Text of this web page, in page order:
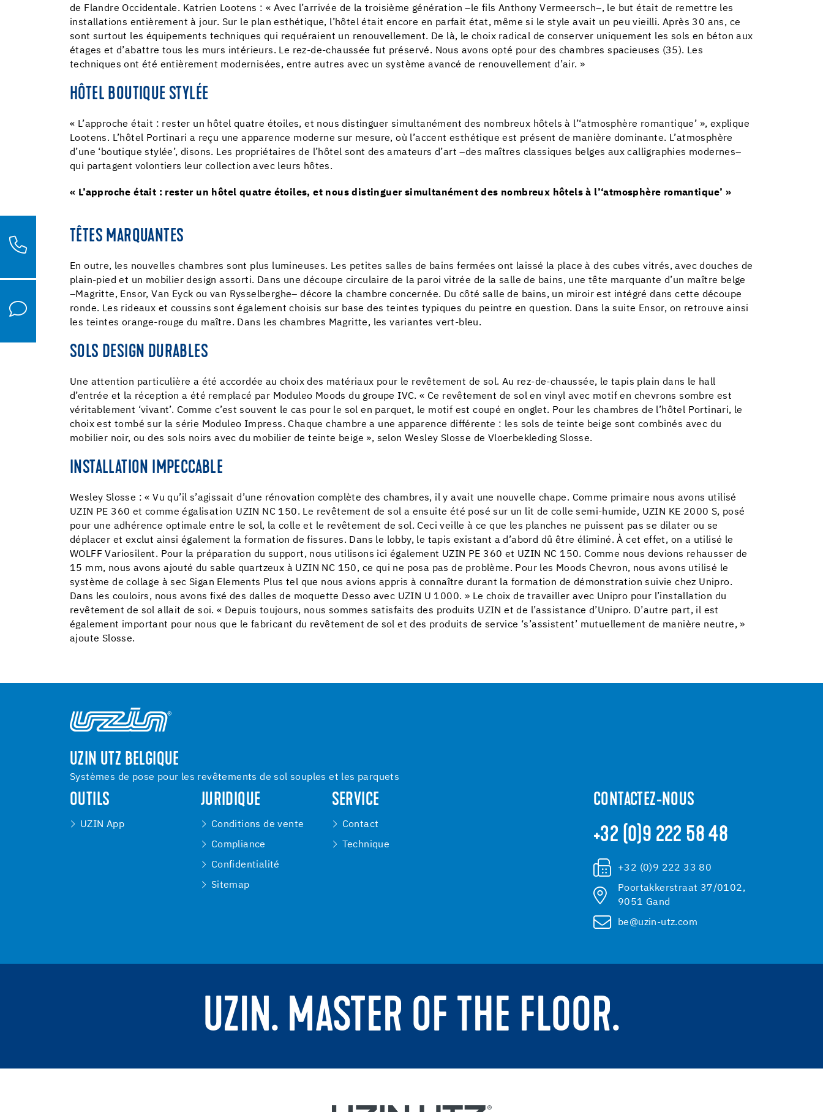
de Flandre Occidentale. Katrien Lootens : « Avec l’arrivée de la troisième génération –le fils Anthony Vermeersch–, le but était de remettre les
installations entièrement à jour. Sur le plan esthétique, l’hôtel était encore en parfait état, même si le style avait un peu vieilli. Après 30 ans, ce
sont surtout les équipements techniques qui requéraient un renouvellement. De là, le choix radical de conserver uniquement les sols en béton aux
étages et d’abattre tous les murs intérieurs. Le rez-de-chaussée fut préservé. Nous avons opté pour des chambres spacieuses (35). Les
techniques ont été entièrement modernisées, entre autres avec un système avancé de renouvellement d’air. »
HÔTEL BOUTIQUE STYLÉE
« L’approche était : rester un hôtel quatre étoiles, et nous distinguer simultanément des nombreux hôtels à l’‘atmosphère romantique’ », explique
Lootens. L’hôtel Portinari a reçu une apparence moderne sur mesure, où l’accent esthétique est présent de manière dominante. L’atmosphère
d’une ‘boutique stylée’, disons. Les propriétaires de l’hôtel sont des amateurs d’art –des maîtres classiques belges aux calligraphies modernes–
qui partagent volontiers leur collection avec leurs hôtes.
« L’approche était : rester un hôtel quatre étoiles, et nous distinguer simultanément des nombreux hôtels à l’‘atmosphère romantique’ »
TÊTES MARQUANTES
En outre, les nouvelles chambres sont plus lumineuses. Les petites salles de bains fermées ont laissé la place à des cubes vitrés, avec douches de
plain-pied et un mobilier design assorti. Dans une découpe circulaire de la paroi vitrée de la salle de bains, une tête marquante d’un maître belge
–Magritte, Ensor, Van Eyck ou van Rysselberghe– décore la chambre concernée. Du côté salle de bains, un miroir est intégré dans cette découpe
ronde. Les rideaux et coussins sont également choisis sur base des teintes typiques du peintre en question. Dans la suite Ensor, on retrouve ainsi
les teintes orange-rouge du maître. Dans les chambres Magritte, les variantes vert-bleu.
SOLS DESIGN DURABLES
Une attention particulière a été accordée au choix des matériaux pour le revêtement de sol. Au rez-de-chaussée, le tapis plain dans le hall
d’entrée et la réception a été remplacé par Moduleo Moods du groupe IVC. « Ce revêtement de sol en vinyl avec motif en chevrons sombre est
véritablement ‘vivant’. Comme c’est souvent le cas pour le sol en parquet, le motif est coupé en onglet. Pour les chambres de l’hôtel Portinari, le
choix est tombé sur la série Moduleo Impress. Chaque chambre a une apparence différente : les sols de teinte beige sont combinés avec du
mobilier noir, ou des sols noirs avec du mobilier de teinte beige », selon Wesley Slosse de Vloerbekleding Slosse.
INSTALLATION IMPECCABLE
Wesley Slosse : « Vu qu’il s’agissait d’une rénovation complète des chambres, il y avait une nouvelle chape. Comme primaire nous avons utilisé
UZIN PE 360 et comme égalisation UZIN NC 150. Le revêtement de sol a ensuite été posé sur un lit de colle semi-humide, UZIN KE 2000 S, posé
pour une adhérence optimale entre le sol, la colle et le revêtement de sol. Ceci veille à ce que les planches ne puissent pas se dilater ou se
déplacer et exclut ainsi également la formation de fissures. Dans le lobby, le tapis existant a d’abord dû être éliminé. À cet effet, on a utilisé le
WOLFF Variosilent. Pour la préparation du support, nous utilisons ici également UZIN PE 360 et UZIN NC 150. Comme nous devions rehausser de
15 mm, nous avons ajouté du sable quartzeux à UZIN NC 150, ce qui ne posa pas de problème. Pour les Moods Chevron, nous avons utilisé le
système de collage à sec Sigan Elements Plus tel que nous avions appris à connaître durant la formation de démonstration suivie chez Unipro.
Dans les couloirs, nous avons fixé des dalles de moquette Desso avec UZIN U 1000. » Le choix de travailler avec Unipro pour l’installation du
revêtement de sol allait de soi. « Depuis toujours, nous sommes satisfaits des produits UZIN et de l’assistance d’Unipro. D’autre part, il est
également important pour nous que le fabricant du revêtement de sol et des produits de service ‘s’assistent’ mutuellement de manière neutre, »
ajoute Slosse.
UZIN UTZ BELGIQUE
Systèmes de pose pour les revêtements de sol souples et les parquets
OUTILS
UZIN App
JURIDIQUE
Conditions de vente
Compliance
Confidentialité
Sitemap
SERVICE
Contact
Technique
CONTACTEZ-NOUS
+32 (0)9 222 58 48
+32 (0)9 222 33 80
Poortakkerstraat 37/0102,
9051 Gand
be@uzin-utz.com
UZIN. MASTER OF THE FLOOR.